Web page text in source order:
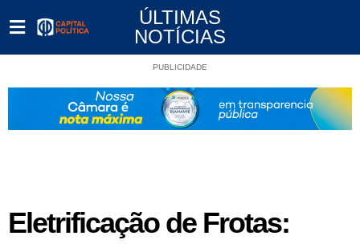
ÚLTIMAS
NOTÍCIAS
PUBLICIDADE
Eletrificação de Frotas: